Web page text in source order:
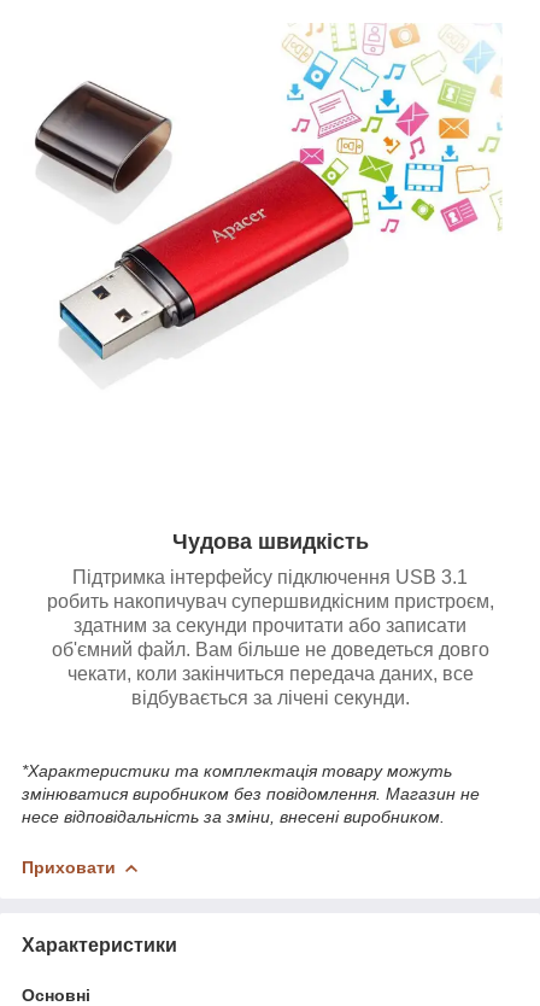
Чудова швидкість
Підтримка інтерфейсу підключення USB 3.1
робить накопичувач супершвидкісним пристроєм,
здатним за секунди прочитати або записати
об'ємний файл. Вам більше не доведеться довго
чекати, коли закінчиться передача даних, все
відбувається за лічені секунди.
*Характеристики та комплектація товару можуть
змінюватися виробником без повідомлення. Магазин не
несе відповідальність за зміни, внесені виробником.
Приховати
Характеристики
Основні